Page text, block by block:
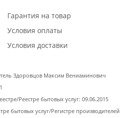
Гарантия на товар
Условия оплаты
Условия доставки
Здоровцов Максим Вениаминович
Реестре бытовых услуг: 09.06.2015
бытовых услуг/Регистре производителей